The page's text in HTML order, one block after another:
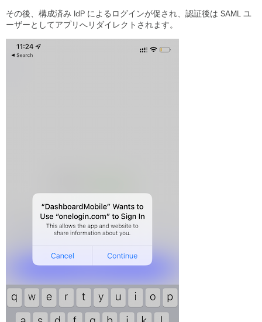
その後、構成済み IdP によるログインが促され、認証後は SAML ユ
ーザーとしてアプリへリダイレクトされます。